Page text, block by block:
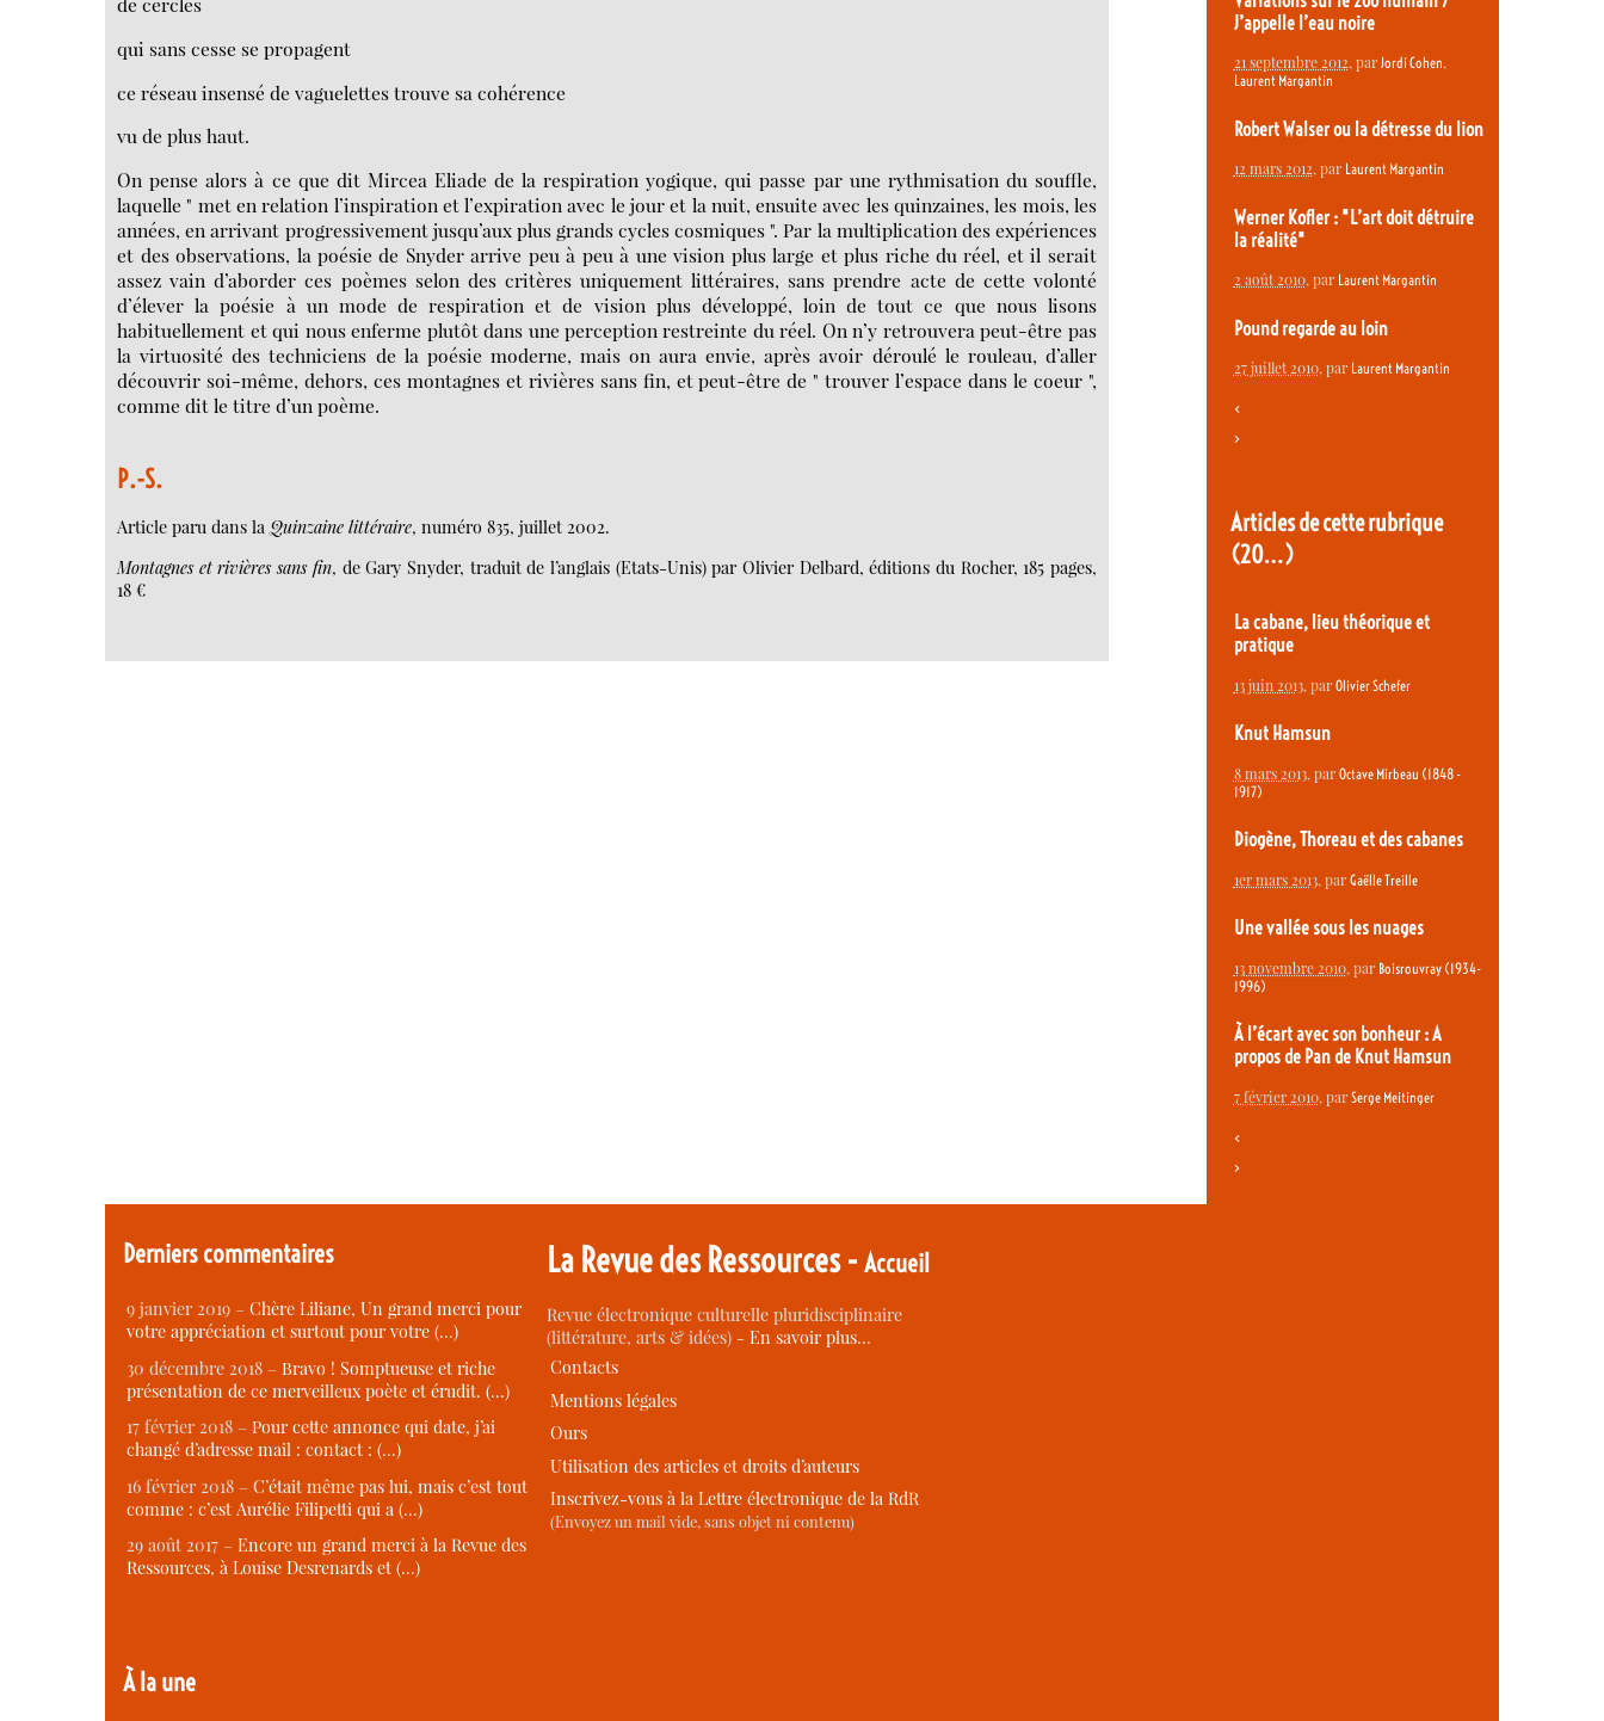
qui sans cesse se propagent
ce réseau insensé de vaguelettes trouve sa cohérence
vu de plus haut.
On pense alors à ce que dit Mircea Eliade de la respiration yogique, qui passe par une rythmisation du souffle,
laquelle " met en relation l’inspiration et l’expiration avec le jour et la nuit, ensuite avec les quinzaines, les mois, les
années, en arrivant progressivement jusqu’aux plus grands cycles cosmiques ". Par la multiplication des expériences
et des observations, la poésie de Snyder arrive peu à peu à une vision plus large et plus riche du réel, et il serait
assez vain d’aborder ces poèmes selon des critères uniquement littéraires, sans prendre acte de cette volonté
d’élever la poésie à un mode de respiration et de vision plus développé, loin de tout ce que nous lisons
habituellement et qui nous enferme plutôt dans une perception restreinte du réel. On n’y retrouvera peut-être pas
la virtuosité des techniciens de la poésie moderne, mais on aura envie, après avoir déroulé le rouleau, d’aller
découvrir soi-même, dehors, ces montagnes et rivières sans fin, et peut-être de " trouver l’espace dans le coeur ",
comme dit le titre d’un poème.
P.-S.
Article paru dans laQuinzaine littéraire, numéro 835, juillet 2002.
Montagnes et rivières sans fin, de Gary Snyder, traduit de l’anglais (Etats-Unis) par Olivier Delbard, éditions du Rocher, 185 pages,
18 €
J’appelle l’eau noire
21 septembre 2012, par Jordi Cohen,
Laurent Margantin
Robert Walser ou la détresse du lion
12 mars 2012, par Laurent Margantin
Werner Kofler : "L’art doit détruire
la réalité"
2 août 2010, par Laurent Margantin
Pound regarde au loin
27 juillet 2010, par Laurent Margantin
<
>
Articles de cette rubrique
(20…)
La cabane, lieu théorique et
pratique
13 juin 2013, par Olivier Schefer
Knut Hamsun
8 mars 2013, par Octave Mirbeau (1848 -
1917)
Diogène, Thoreau et des cabanes
1er mars 2013, par Gaëlle Treille
Une vallée sous les nuages
13 novembre 2010, par Boisrouvray (1934-
1996)
À l’écart avec son bonheur : A
propos de Pan de Knut Hamsun
7 février 2010, par Serge Meitinger
<
>
Derniers commentaires
9 janvier 2019 – Chère Liliane, Un grand merci pour
votre appréciation et surtout pour votre (…)
30 décembre 2018 – Bravo ! Somptueuse et riche
présentation de ce merveilleux poète et érudit. (…)
17 février 2018 – Pour cette annonce qui date, j’ai
changé d’adresse mail : contact : (…)
16 février 2018 – C’était même pas lui, mais c’est tout
comme : c’est Aurélie Filipetti qui a (…)
29 août 2017 – Encore un grand merci à la Revue des
Ressources, à Louise Desrenards et (…)
À la une
La Revue des Ressources -Accueil
Revue électronique culturelle pluridisciplinaire
(littérature, arts & idées) -En savoir plus…
Contacts
Mentions légales
Ours
Utilisation des articles et droits d’auteurs
Inscrivez-vous à la Lettre électronique de la RdR
(Envoyez un mail vide, sans objet ni contenu)